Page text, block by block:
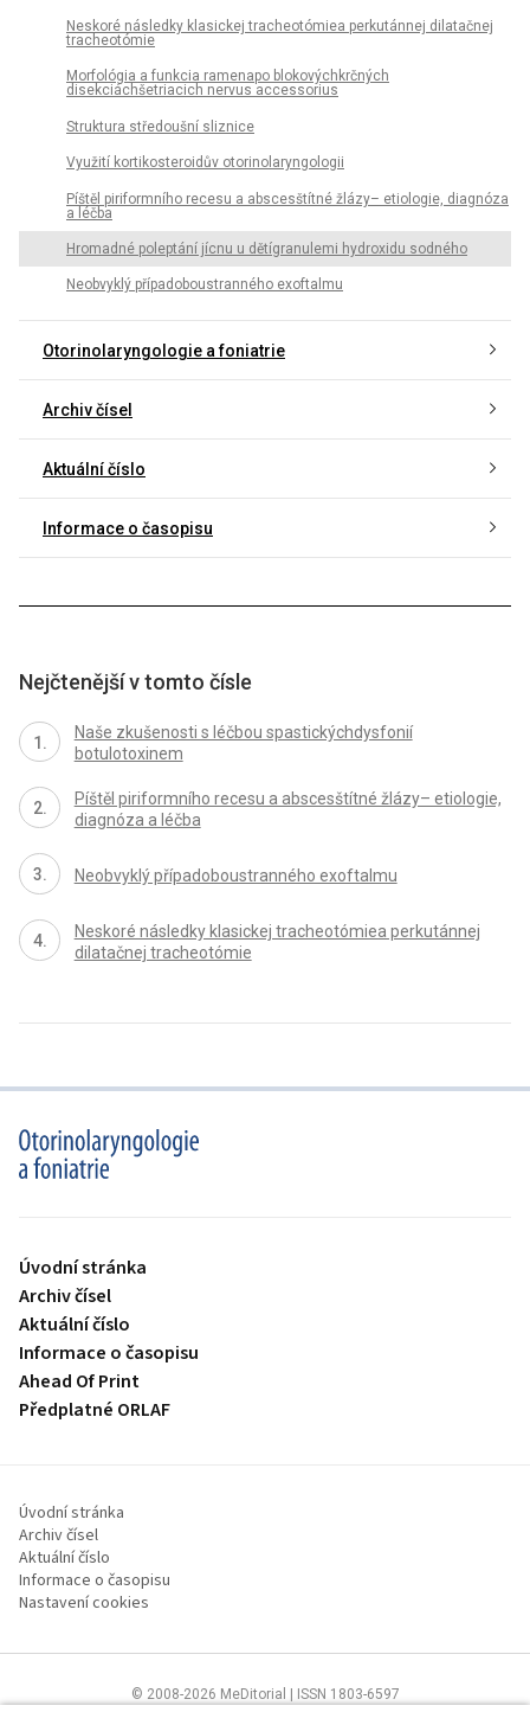
Neskoré následky klasickej tracheotómiea perkutánnej dilatačnej
tracheotómie
Morfológia a funkcia ramenapo blokovýchkrčných
disekciáchšetriacich nervus accessorius
Struktura středoušní sliznice
Využití kortikosteroidův otorinolaryngologii
Píštěl piriformního recesu a abscesštítné žlázy– etiologie, diagnóza
a léčba
Hromadné poleptání jícnu u dětígranulemi hydroxidu sodného
Neobvyklý případoboustranného exoftalmu
Otorinolaryngologie a foniatrie
Archiv čísel
Aktuální číslo
Informace o časopisu
Nejčtenější v tomto čísle
Naše zkušenosti s léčbou spastickýchdysfonií
botulotoxinem
Píštěl piriformního recesu a abscesštítné žlázy– etiologie,
diagnóza a léčba
Neobvyklý případoboustranného exoftalmu
Neskoré následky klasickej tracheotómiea perkutánnej
dilatačnej tracheotómie
proLékaře.cz
Úvodní stránka
Archiv čísel
Aktuální číslo
Informace o časopisu
Ahead Of Print
Předplatné ORLAF
Úvodní stránka
Archiv čísel
Aktuální číslo
Informace o časopisu
Nastavení cookies
© 2008-2026 MeDitorial | ISSN 1803-6597